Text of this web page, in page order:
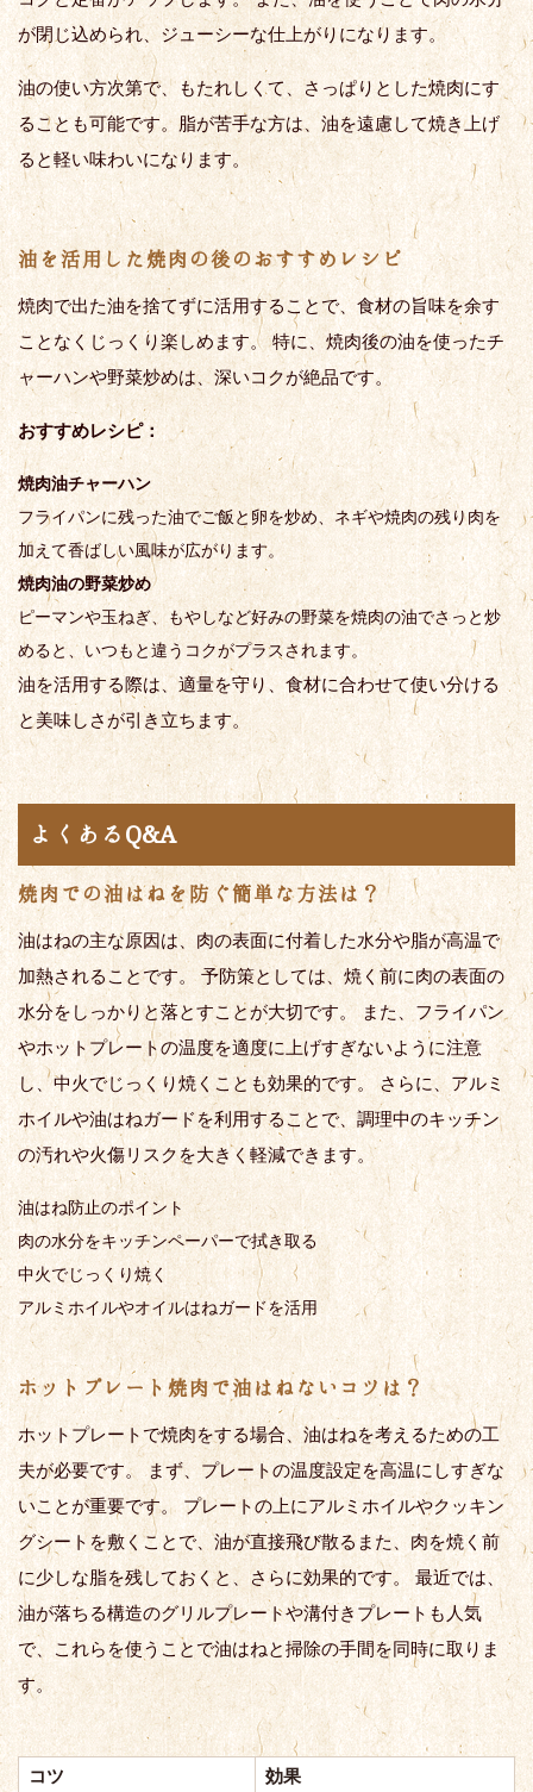
が閉じ込められ、ジューシーな仕上がりになります。
油の使い方次第で、もたれしくて、さっぱりとした焼肉にす
ることも可能です。脂が苦手な方は、油を遠慮して焼き上げ
ると軽い味わいになります。
油を活用した焼肉の後のおすすめレシピ
焼肉で出た油を捨てずに活用することで、食材の旨味を余す
ことなくじっくり楽しめます。 特に、焼肉後の油を使ったチ
ャーハンや野菜炒めは、深いコクが絶品です。
おすすめレシピ：
焼肉油チャーハン
フライパンに残った油でご飯と卵を炒め、ネギや焼肉の残り肉を
加えて香ばしい風味が広がります。
焼肉油の野菜炒め
ピーマンや玉ねぎ、もやしなど好みの野菜を焼肉の油でさっと炒
めると、いつもと違うコクがプラスされます。
油を活用する際は、適量を守り、食材に合わせて使い分ける
と美味しさが引き立ちます。
よくあるQ&A
焼肉での油はねを防ぐ簡単な方法は？
油はねの主な原因は、肉の表面に付着した水分や脂が高温で
加熱されることです。 予防策としては、焼く前に肉の表面の
水分をしっかりと落とすことが大切です。 また、フライパン
やホットプレートの温度を適度に上げすぎないように注意
し、中火でじっくり焼くことも効果的です。 さらに、アルミ
ホイルや油はねガードを利用することで、調理中のキッチン
の汚れや火傷リスクを大きく軽減できます。
油はね防止のポイント
肉の水分をキッチンペーパーで拭き取る
中火でじっくり焼く
アルミホイルやオイルはねガードを活用
ホットプレート焼肉で油はねないコツは？
ホットプレートで焼肉をする場合、油はねを考えるための工
夫が必要です。 まず、プレートの温度設定を高温にしすぎな
いことが重要です。 プレートの上にアルミホイルやクッキン
グシートを敷くことで、油が直接飛び散るまた、肉を焼く前
に少しな脂を残しておくと、さらに効果的です。 最近では、
油が落ちる構造のグリルプレートや溝付きプレートも人気
で、これらを使うことで油はねと掃除の手間を同時に取りま
す。
コツ
効果